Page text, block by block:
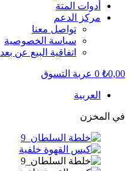
أدوات المتة
مركز الدعم
تواصل معنا
سياسة الخصوصية
اتفاقية البيع عن بعد
₺0,00
0 عربة التسوق
العربية
في المخزن